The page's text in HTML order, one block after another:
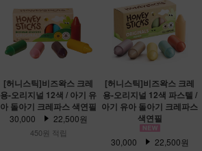
[허니스틱]비즈왁스 크레
용-오리지널 12색 / 아기 유
아 돌아기 크레파스 색연필
30,000 22,500원
450원 적립
[허니스틱]비즈왁스 크레
용-오리지널 12색 파스텔 /
아기 유아 돌아기 크레파스
색연필
30,000 22,500원